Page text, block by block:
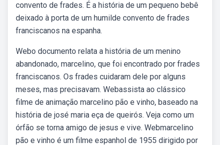
convento de frades. É a história de um pequeno bebê
deixado à porta de um humilde convento de frades
franciscanos na espanha.
Webo documento relata a história de um menino
abandonado, marcelino, que foi encontrado por frades
franciscanos. Os frades cuidaram dele por alguns
meses, mas precisavam. Webassista ao clássico
filme de animação marcelino pão e vinho, baseado na
história de josé maria eça de queirós. Veja como um
órfão se torna amigo de jesus e vive. Webmarcelino
pão e vinho é um filme espanhol de 1955 dirigido por